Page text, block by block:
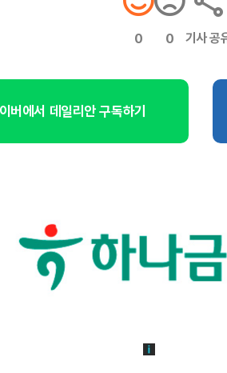
0 0 기사 공
버에서 데일리안 구독하기